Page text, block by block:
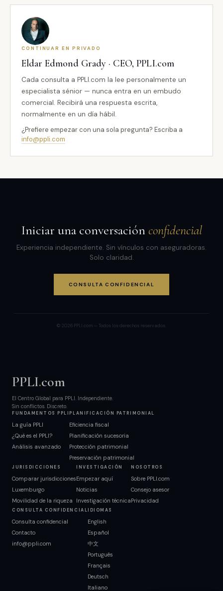
CONTINUAR EN PRIVADO
Eldar Edmond Grady · CEO, PPLI.com
Cada consulta a PPLI.com la lee personalmente un
especialista sénior — nunca entra en un embudo
comercial. Recibirá una respuesta escrita,
normalmente en un día hábil.
¿Prefiere empezar con una sola pregunta? Escriba a
info@ppli.com
Iniciar una conversaciónconfidencial
Experiencia independiente. Sin vínculos con aseguradoras.
Solo claridad.
CONSULTA CONFIDENCIAL
© 2026 PPLI.com — Todos los derechos reservados.
PPLI.com
El Centro Global para PPLI. Independiente.
Sin conflictos. Discreto.
FUNDAMENTOS PPLI
La guía PPLI
¿Qué es el PPLI?
Análisis avanzado
PLANIFICACIÓN PATRIMONIAL
Eficiencia fiscal
Planificación sucesoria
Protección patrimonial
Preservación patrimonial
JURISDICCIONES
Comparar jurisdicciones
Luxemburgo
Movilidad de la riqueza
INVESTIGACIÓN
Empezar aquí
Noticias
Investigación técnica
NOSOTROS
Sobre PPLI.com
Consejo asesor
Privacidad
CONSULTA CONFIDENCIAL
Consulta confidencial
Contacto
info@ppli.com
IDIOMAS
English
Español
中文
Português
Français
Deutsch
Italiano